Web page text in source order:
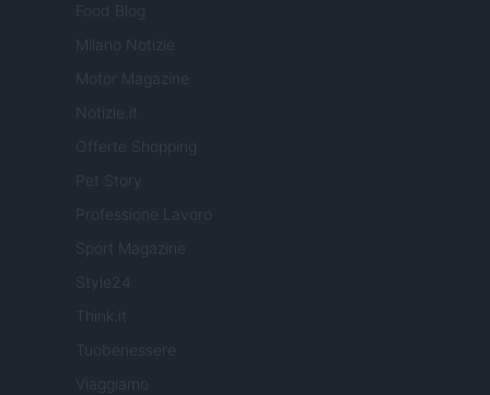
Food Blog
Milano Notizie
Motor Magazine
Notizie.it
Offerte Shopping
Professione Lavoro
Sport Magazine
Style24
Think.it
Tuobenessere
Viaggiamo